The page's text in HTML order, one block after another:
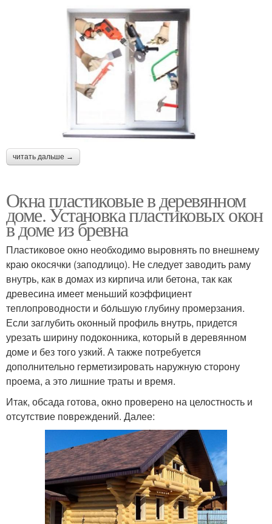
читать дальше →
Окна пластиковые в деревянном
доме. Установка пластиковых окон
в доме из бревна
Пластиковое окно необходимо выровнять по внешнему
краю окосячки (заподлицо). Не следует заводить раму
внутрь, как в домах из кирпича или бетона, так как
древесина имеет меньший коэффициент
теплопроводности и бо́льшую глубину промерзания.
Если заглубить оконный профиль внутрь, придется
урезать ширину подоконника, который в деревянном
доме и без того узкий. А также потребуется
дополнительно герметизировать наружную сторону
проема, а это лишние траты и время.
Итак, обсада готова, окно проверено на целостность и
отсутствие повреждений. Далее: